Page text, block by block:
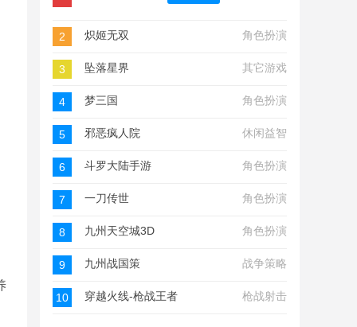
2 炽姬无双 角色扮演
3 坠落星界 其它游戏
4 梦三国 角色扮演
5 邪恶疯人院 休闲益智
6 斗罗大陆手游 角色扮演
7 一刀传世 角色扮演
8 九州天空城3D 角色扮演
9 九州战国策 战争策略
10 穿越火线-枪战王者 枪战射击